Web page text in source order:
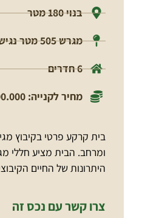
בנוי 180 מטר
מגרש 505 מטר נגיש
6 חדרים
מחיר לקנייה: 5,700.000 ש"ח
בית קרקע פרטי בקיבוץ
ומרחב. הבית מציע חללי
היתרונות של החיים
צרו קשר עם נכס זה